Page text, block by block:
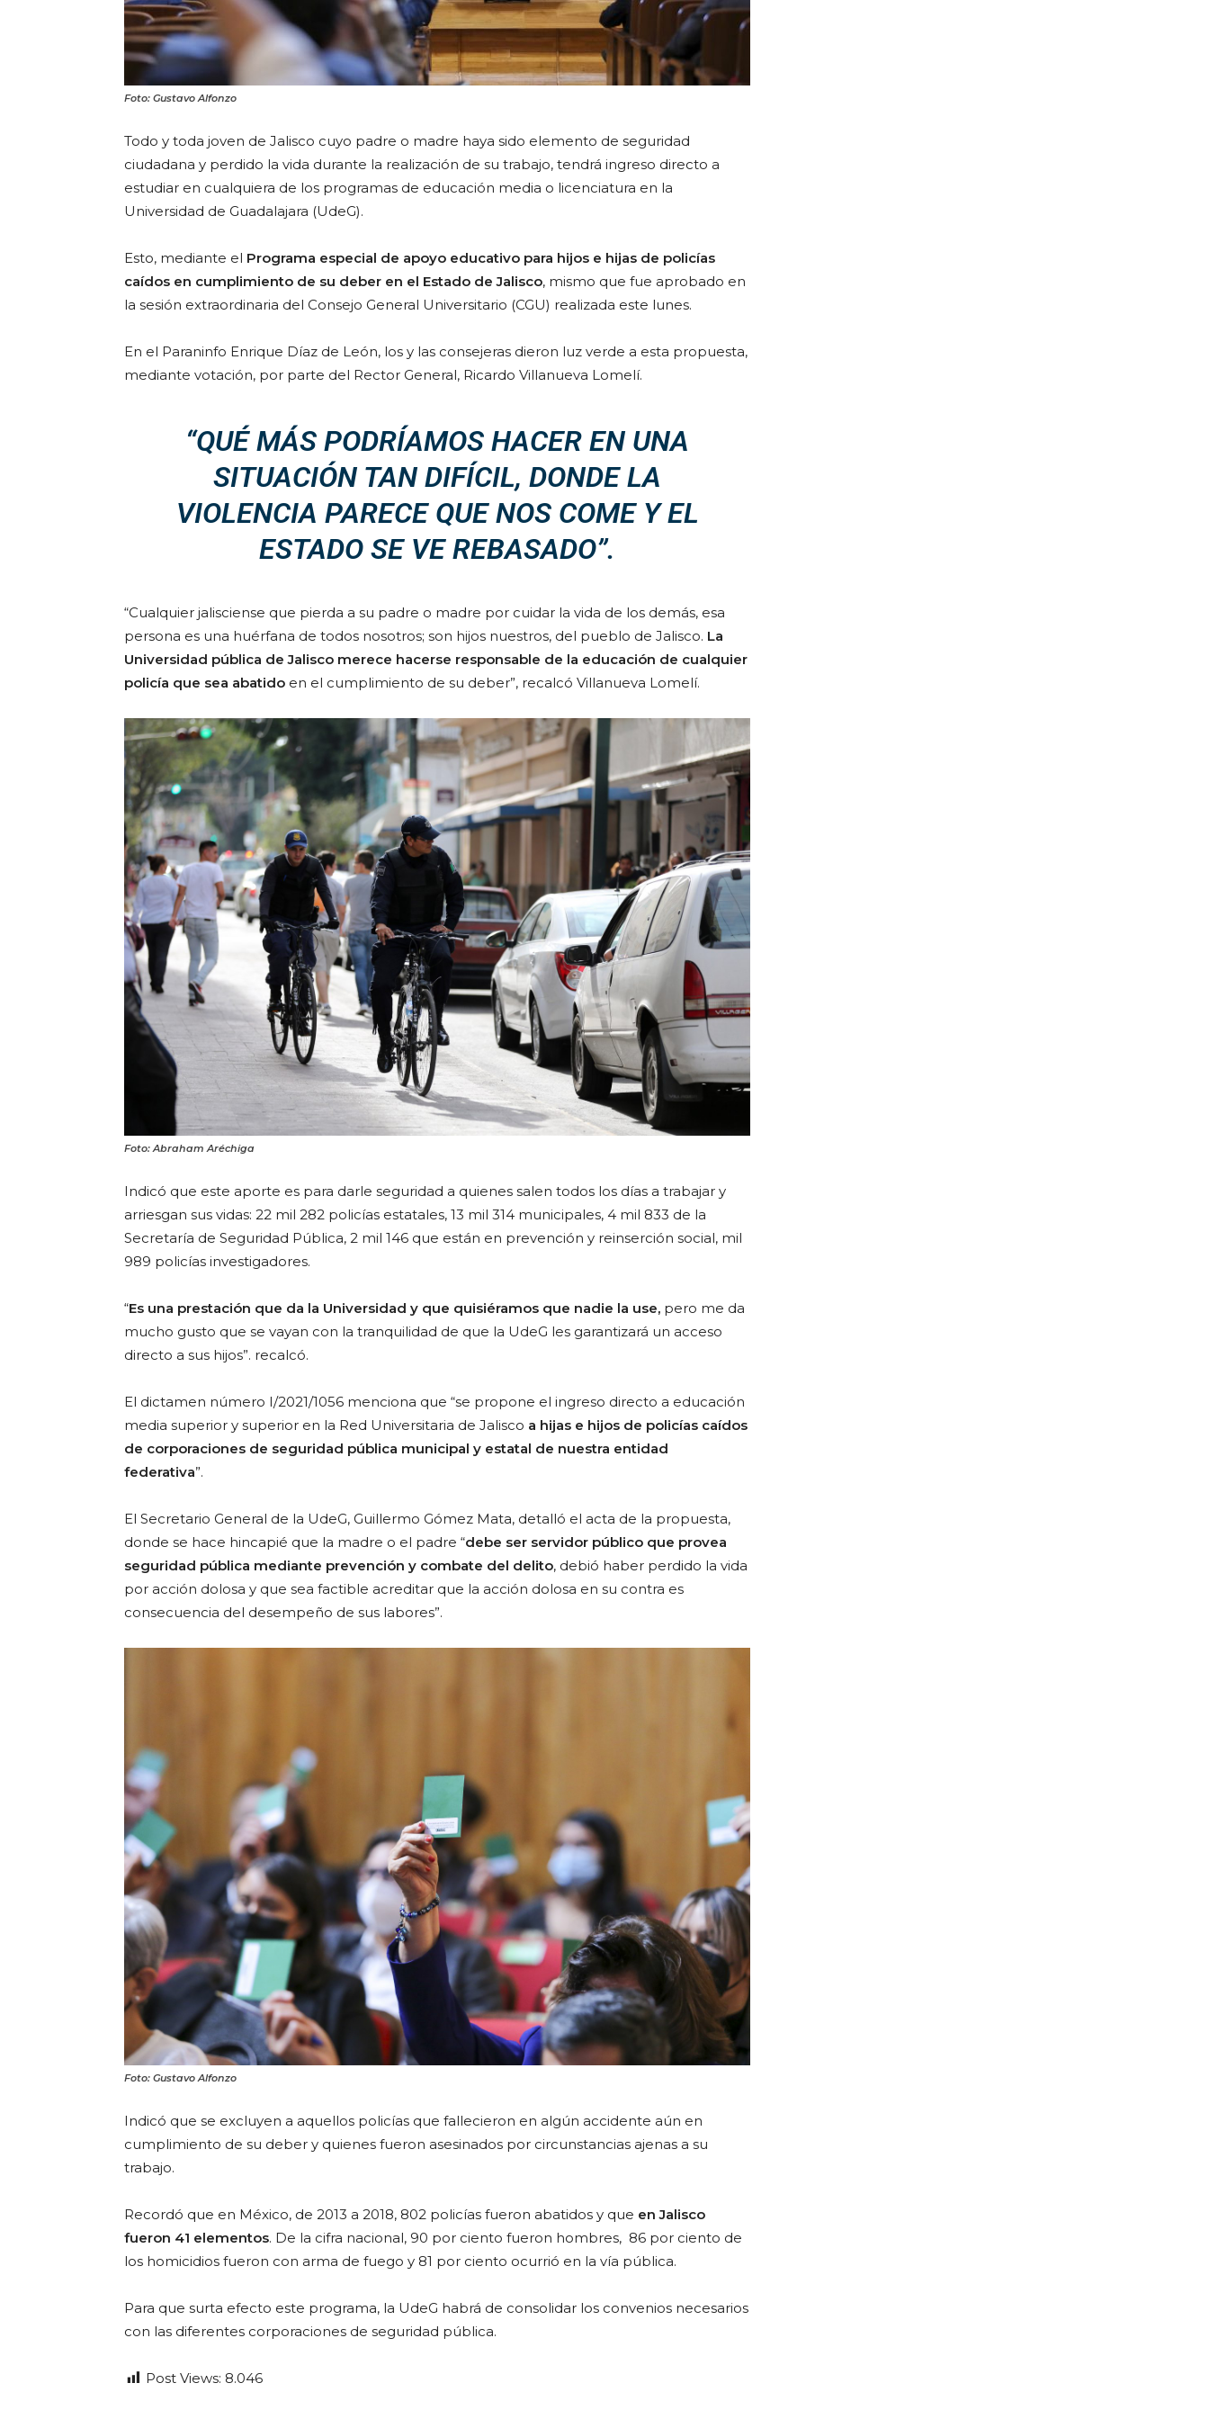
Foto: Gustavo Alfonzo
Todo y toda joven de Jalisco cuyo padre o madre haya sido elemento de seguridad
ciudadana y perdido la vida durante la realización de su trabajo, tendrá ingreso directo a
estudiar en cualquiera de los programas de educación media o licenciatura en la
Universidad de Guadalajara (UdeG).
Esto, mediante el Programa especial de apoyo educativo para hijos e hijas de policías
caídos en cumplimiento de su deber en el Estado de Jalisco, mismo que fue aprobado en
la sesión extraordinaria del Consejo General Universitario (CGU) realizada este lunes.
En el Paraninfo Enrique Díaz de León, los y las consejeras dieron luz verde a esta propuesta,
mediante votación, por parte del Rector General, Ricardo Villanueva Lomelí.
“QUÉ MÁS PODRÍAMOS HACER EN UNA
SITUACIÓN TAN DIFÍCIL, DONDE LA
VIOLENCIA PARECE QUE NOS COME Y EL
ESTADO SE VE REBASADO”.
“Cualquier jalisciense que pierda a su padre o madre por cuidar la vida de los demás, esa
persona es una huérfana de todos nosotros; son hijos nuestros, del pueblo de Jalisco. La
Universidad pública de Jalisco merece hacerse responsable de la educación de cualquier
policía que sea abatido en el cumplimiento de su deber”, recalcó Villanueva Lomelí.
Foto: Abraham Aréchiga
Indicó que este aporte es para darle seguridad a quienes salen todos los días a trabajar y
arriesgan sus vidas: 22 mil 282 policías estatales, 13 mil 314 municipales, 4 mil 833 de la
Secretaría de Seguridad Pública, 2 mil 146 que están en prevención y reinserción social, mil
989 policías investigadores.
“Es una prestación que da la Universidad y que quisiéramos que nadie la use, pero me da
mucho gusto que se vayan con la tranquilidad de que la UdeG les garantizará un acceso
directo a sus hijos”. recalcó.
El dictamen número I/2021/1056 menciona que “se propone el ingreso directo a educación
media superior y superior en la Red Universitaria de Jalisco a hijas e hijos de policías caídos
de corporaciones de seguridad pública municipal y estatal de nuestra entidad
federativa”.
El Secretario General de la UdeG, Guillermo Gómez Mata, detalló el acta de la propuesta,
donde se hace hincapié que la madre o el padre “debe ser servidor público que provea
seguridad pública mediante prevención y combate del delito, debió haber perdido la vida
por acción dolosa y que sea factible acreditar que la acción dolosa en su contra es
consecuencia del desempeño de sus labores”.
Foto: Gustavo Alfonzo
Indicó que se excluyen a aquellos policías que fallecieron en algún accidente aún en
cumplimiento de su deber y quienes fueron asesinados por circunstancias ajenas a su
trabajo.
Recordó que en México, de 2013 a 2018, 802 policías fueron abatidos y que en Jalisco
fueron 41 elementos. De la cifra nacional, 90 por ciento fueron hombres, 86 por ciento de
los homicidios fueron con arma de fuego y 81 por ciento ocurrió en la vía pública.
Para que surta efecto este programa, la UdeG habrá de consolidar los convenios necesarios
con las diferentes corporaciones de seguridad pública.
Post Views: 8.046